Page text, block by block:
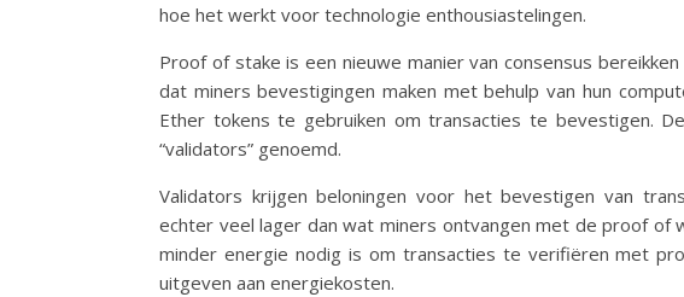
hoe het werkt voor technologie enthousiastelingen.
Proof of stake is een nieuwe manier van consensus
dat miners bevestigingen maken met behulp van hun
Ether tokens te gebruiken om transacties te bevestigen.
“validators” genoemd.
Validators krijgen beloningen voor het bevestigen van
echter veel lager dan wat miners ontvangen met de proof of
minder energie nodig is om transacties te verifiëren met
uitgeven aan energiekosten.